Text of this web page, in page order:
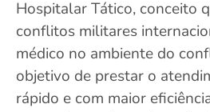
Hospitalar Tático, conceito
conflitos militares
médico no ambiente do
objetivo de prestar o
rápido e com maior